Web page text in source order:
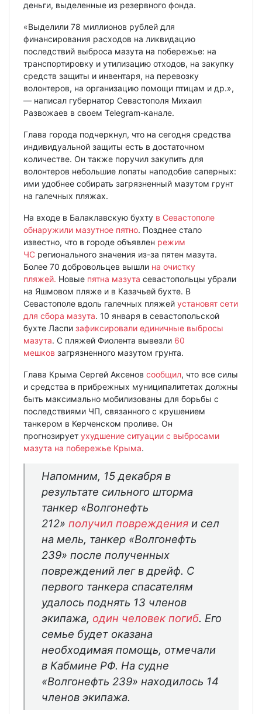
деньги, выделенные из резервного фонда.
«Выделили 78 миллионов рублей для
финансирования расходов на ликвидацию
последствий выброса мазута на побережье: на
транспортировку и утилизацию отходов, на закупку
средств защиты и инвентаря, на перевозку
волонтеров, на организацию помощи птицам и др.»,
— написал губернатор Севастополя Михаил
Развожаев в своем Telegram-канале.
Глава города подчеркнул, что на сегодня средства
индивидуальной защиты есть в достаточном
количестве. Он также поручил закупить для
волонтеров небольшие лопаты наподобие саперных:
ими удобнее собирать загрязненный мазутом грунт
на галечных пляжах.
На входе в Балаклавскую бухту в Севастополе
обнаружили мазутное пятно. Позднее стало
известно, что в городе объявлен режим
ЧС регионального значения из-за пятен мазута.
Более 70 добровольцев вышли на очистку
пляжей. Новые пятна мазута севастопольцы убрали
на Яшмовом пляже и в Казачьей бухте. В
Севастополе вдоль галечных пляжей установят сети
для сбора мазута. 10 января в севастопольской
бухте Ласпи зафиксировали единичные выбросы
мазута. С пляжей Фиолента вывезли 60
мешков загрязненного мазутом грунта.
Глава Крыма Сергей Аксенов сообщил, что все силы
и средства в прибрежных муниципалитетах должны
быть максимально мобилизованы для борьбы с
последствиями ЧП, связанного с крушением
танкером в Керченском проливе. Он
прогнозирует ухудшение ситуации с выбросами
мазута на побережье Крыма.
Напомним, 15 декабря в
результате сильного шторма
танкер «Волгонефть
212» получил повреждения и сел
на мель, танкер «Волгонефть
239» после полученных
повреждений лег в дрейф. С
первого танкера спасателям
удалось поднять 13 членов
экипажа, один человек погиб. Его
семье будет оказана
необходимая помощь, отмечали
в Кабмине РФ. На судне
«Волгонефть 239» находилось 14
членов экипажа.